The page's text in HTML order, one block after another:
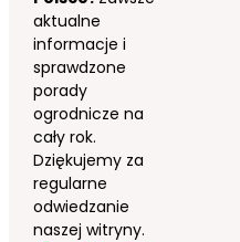
aktualne
informacje i
sprawdzone
porady
ogrodnicze na
cały rok.
Dziękujemy za
regularne
odwiedzanie
naszej witryny.